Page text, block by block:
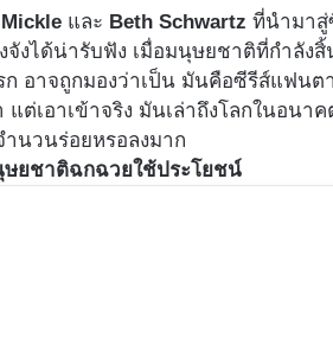
และ Beth Schwartz ที่นำมา
จังได้น่ารับฟัง เมื่อมนุษยชาติที่กำลัง
อาจถูกมองว่าเป็น มันคือซีรีส์แฟนตา
แต่เอาเข้าจริง มันเล่าถึงโลกในอนา
นวนร่อยหรอลงมาก
ษยชาติฉกฉวยใช้ประโยชน์